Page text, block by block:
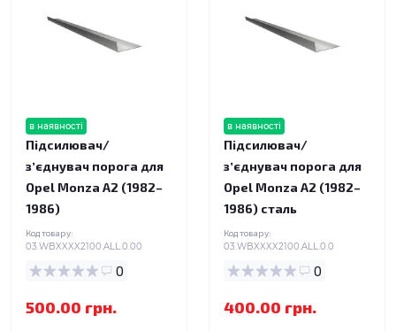
в наявності
Підсилювач/
зʼєднувач порога для
Opel Monza A2 (1982–
1986)
Код товару:
03.WBXXXX2100.ALL.0.00
0
500.00 грн.
в наявності
Підсилювач/
зʼєднувач порога для
Opel Monza A2 (1982–
1986) сталь
Код товару:
03.WBXXXX2100.ALL.0.0
0
400.00 грн.